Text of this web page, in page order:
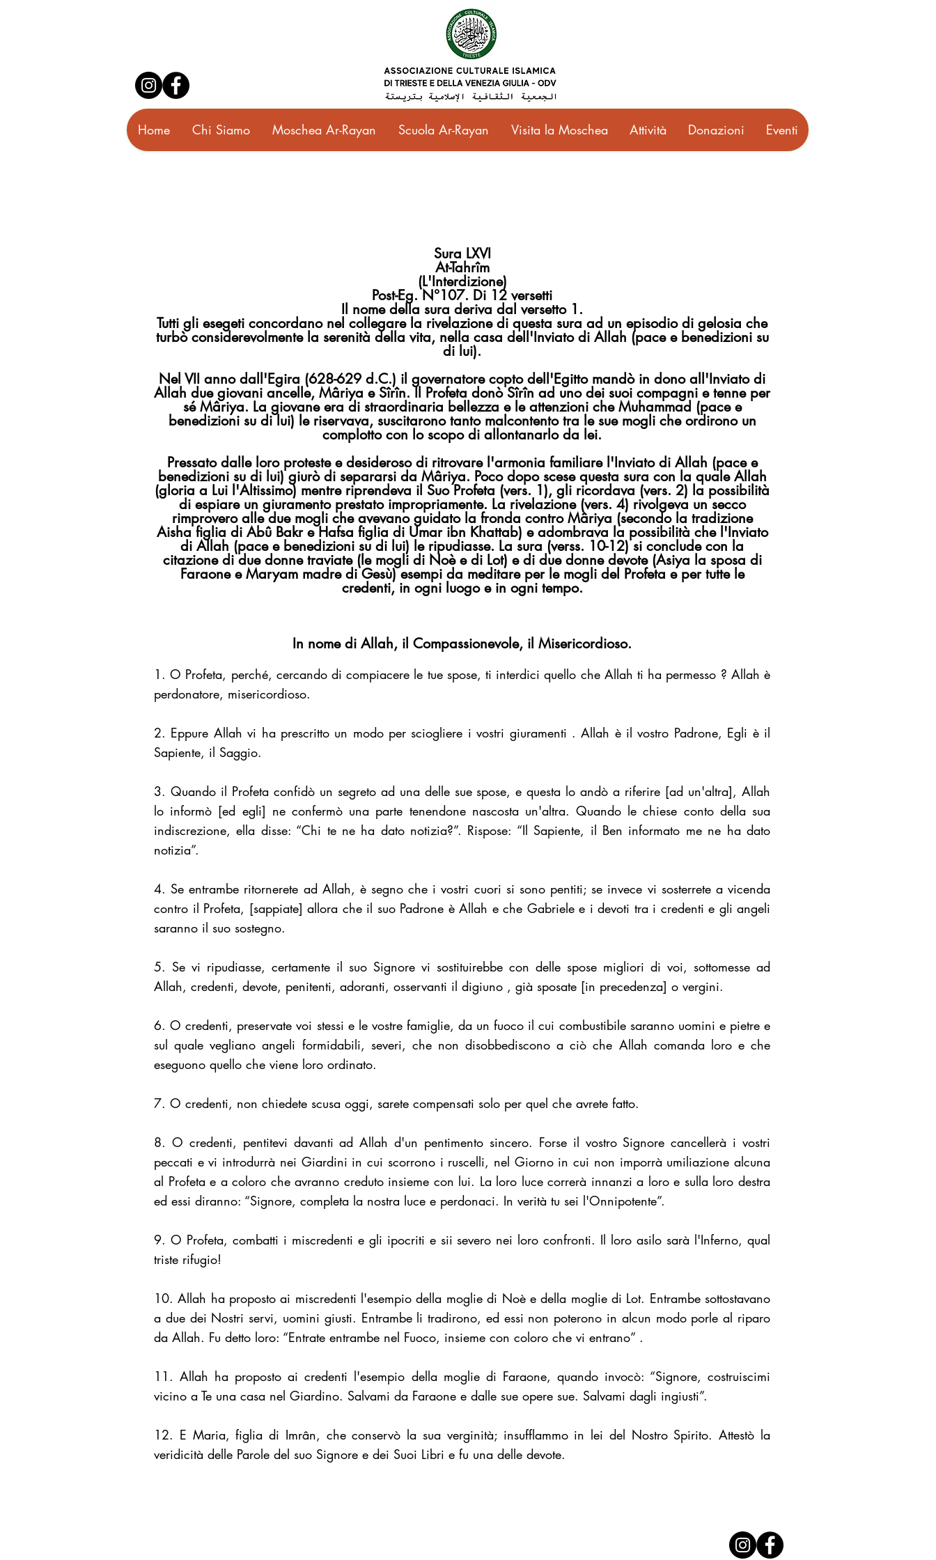
Home Chi Siamo Moschea Ar-Rayan Scuola Ar-Rayan Visita la Moschea Attività Donazioni Eventi
Sura LXVI
At-Tahrîm
(L'Interdizione)
Post-Eg. N°107. Di 12 versetti
Il nome della sura deriva dal versetto 1.
Tutti gli esegeti concordano nel collegare la rivelazione di questa sura ad un episodio di gelosia che
turbò considerevolmente la serenità della vita, nella casa dell'Inviato di Allah (pace e benedizioni su
di lui).
Nel VII anno dall'Egira (628-629 d.C.) il governatore copto dell'Egitto mandò in dono all'Inviato di
Allah due giovani ancelle, Mâriya e Sîrîn. Il Profeta donò Sîrîn ad uno dei suoi compagni e tenne per
sé Mâriya. La giovane era di straordinaria bellezza e le attenzioni che Muhammad (pace e
benedizioni su di lui) le riservava, suscitarono tanto malcontento tra le sue mogli che ordirono un
complotto con lo scopo di allontanarlo da lei.
Pressato dalle loro proteste e desideroso di ritrovare l'armonia familiare l'Inviato di Allah (pace e
benedizioni su di lui) giurò di separarsi da Mâriya. Poco dopo scese questa sura con la quale Allah
(gloria a Lui l'Altissimo) mentre riprendeva il Suo Profeta (vers. 1), gli ricordava (vers. 2) la possibilità
di espiare un giuramento prestato impropriamente. La rivelazione (vers. 4) rivolgeva un secco
rimprovero alle due mogli che avevano guidato la fronda contro Mâriya (secondo la tradizione
Aisha figlia di Abû Bakr e Hafsa figlia di Umar ibn Khattab) e adombrava la possibilità che l'Inviato
di Allah (pace e benedizioni su di lui) le ripudiasse. La sura (verss. 10-12) si conclude con la
citazione di due donne traviate (le mogli di Noè e di Lot) e di due donne devote (Asiya la sposa di
Faraone e Maryam madre di Gesù) esempi da meditare per le mogli del Profeta e per tutte le
credenti, in ogni luogo e in ogni tempo.
In nome di Allah, il Compassionevole, il Misericordioso.
1. O Profeta, perché, cercando di compiacere le tue spose, ti interdici quello che Allah ti ha permesso ? Allah è
perdonatore, misericordioso.
2. Eppure Allah vi ha prescritto un modo per sciogliere i vostri giuramenti . Allah è il vostro Padrone, Egli è il
Sapiente, il Saggio.
3. Quando il Profeta confidò un segreto ad una delle sue spose, e questa lo andò a riferire [ad un'altra], Allah
lo informò [ed egli] ne confermò una parte tenendone nascosta un'altra. Quando le chiese conto della sua
indiscrezione, ella disse: “Chi te ne ha dato notizia?”. Rispose: “Il Sapiente, il Ben informato me ne ha dato
notizia”.
4. Se entrambe ritornerete ad Allah, è segno che i vostri cuori si sono pentiti; se invece vi sosterrete a vicenda
contro il Profeta, [sappiate] allora che il suo Padrone è Allah e che Gabriele e i devoti tra i credenti e gli angeli
saranno il suo sostegno.
5. Se vi ripudiasse, certamente il suo Signore vi sostituirebbe con delle spose migliori di voi, sottomesse ad
Allah, credenti, devote, penitenti, adoranti, osservanti il digiuno , già sposate [in precedenza] o vergini.
6. O credenti, preservate voi stessi e le vostre famiglie, da un fuoco il cui combustibile saranno uomini e pietre e
sul quale vegliano angeli formidabili, severi, che non disobbediscono a ciò che Allah comanda loro e che
eseguono quello che viene loro ordinato.
7. O credenti, non chiedete scusa oggi, sarete compensati solo per quel che avrete fatto.
8. O credenti, pentitevi davanti ad Allah d'un pentimento sincero. Forse il vostro Signore cancellerà i vostri
peccati e vi introdurrà nei Giardini in cui scorrono i ruscelli, nel Giorno in cui non imporrà umiliazione alcuna
al Profeta e a coloro che avranno creduto insieme con lui. La loro luce correrà innanzi a loro e sulla loro destra
ed essi diranno: “Signore, completa la nostra luce e perdonaci. In verità tu sei l'Onnipotente”.
9. O Profeta, combatti i miscredenti e gli ipocriti e sii severo nei loro confronti. Il loro asilo sarà l'Inferno, qual
triste rifugio!
10. Allah ha proposto ai miscredenti l'esempio della moglie di Noè e della moglie di Lot. Entrambe sottostavano
a due dei Nostri servi, uomini giusti. Entrambe li tradirono, ed essi non poterono in alcun modo porle al riparo
da Allah. Fu detto loro: “Entrate entrambe nel Fuoco, insieme con coloro che vi entrano” .
11. Allah ha proposto ai credenti l'esempio della moglie di Faraone, quando invocò: “Signore, costruiscimi
vicino a Te una casa nel Giardino. Salvami da Faraone e dalle sue opere sue. Salvami dagli ingiusti”.
12. E Maria, figlia di Imrân, che conservò la sua verginità; insufflammo in lei del Nostro Spirito. Attestò la
veridicità delle Parole del suo Signore e dei Suoi Libri e fu una delle devote.